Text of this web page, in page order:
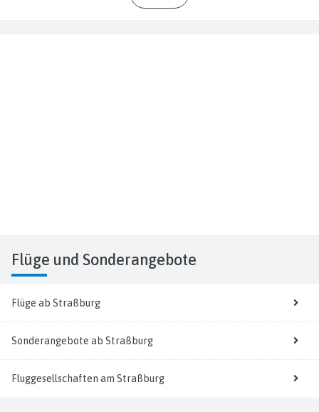
Flüge und Sonderangebote
Flüge ab Straßburg
Sonderangebote ab Straßburg
Fluggesellschaften am Straßburg